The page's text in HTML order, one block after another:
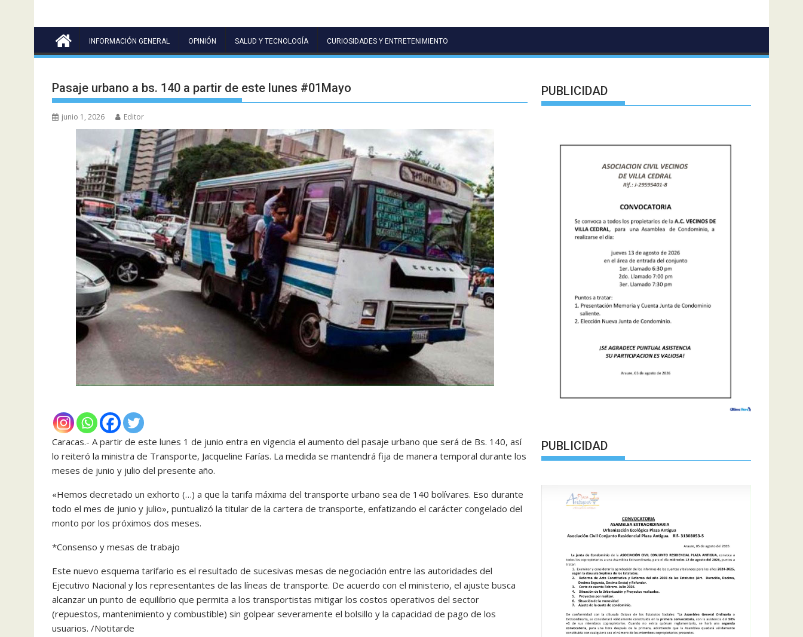
INFORMACIÓN GENERAL OPINIÓN SALUD Y TECNOLOGÍA CURIOSIDADES Y ENTRETENIMIENTO
Pasaje urbano a bs. 140 a partir de este lunes #01Mayo
junio 1, 2026 Editor
Caracas.- A partir de este lunes 1 de junio entra en vigencia el aumento del pasaje urbano que será de Bs. 140, así
lo reiteró la ministra de Transporte, Jacqueline Farías. La medida se mantendrá fija de manera temporal durante los
meses de junio y julio del presente año.
«Hemos decretado un exhorto (…) a que la tarifa máxima del transporte urbano sea de 140 bolívares. Eso durante
todo el mes de junio y julio», puntualizó la titular de la cartera de transporte, enfatizando el carácter congelado del
monto por los próximos dos meses.
*Consenso y mesas de trabajo
Este nuevo esquema tarifario es el resultado de sucesivas mesas de negociación entre las autoridades del
Ejecutivo Nacional y los representantes de las líneas de transporte. De acuerdo con el ministerio, el ajuste busca
alcanzar un punto de equilibrio que permita a los transportistas mitigar los costos operativos del sector
(repuestos, mantenimiento y combustible) sin golpear severamente el bolsillo y la capacidad de pago de los
usuarios. /Notitarde
PUBLICIDAD
PUBLICIDAD